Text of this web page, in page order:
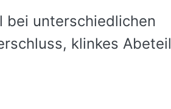
bei unterschiedlichen
klinkes Abeteil